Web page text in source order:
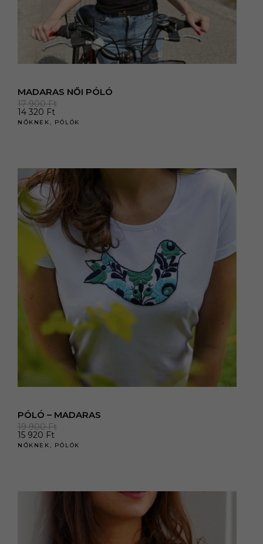
MADARAS NŐI PÓLÓ
17 900Ft
14 320 Ft
NŐKNEK, PÓLÓK
PÓLÓ – MADARAS
19 900Ft
15 920 Ft
NŐKNEK, PÓLÓK